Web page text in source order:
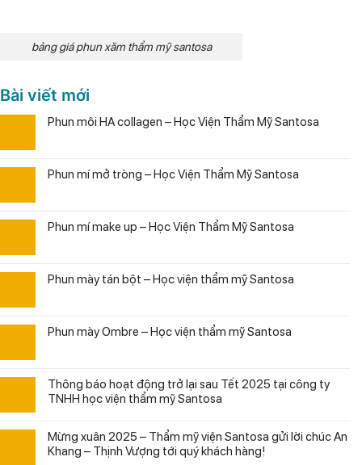
bảng giá phun xăm thẩm mỹ santosa
Bài viết mới
Phun môi HA collagen – Học Viện Thẩm Mỹ Santosa
Phun mí mở tròng – Học Viện Thẩm Mỹ Santosa
Phun mí make up – Học Viện Thẩm Mỹ Santosa
Phun mày tán bột – Học viện thẩm mỹ Santosa
Phun mày Ombre – Học viện thẩm mỹ Santosa
Thông báo hoạt động trở lại sau Tết 2025 tại công ty
TNHH học viện thẩm mỹ Santosa
Mừng xuân 2025 – Thẩm mỹ viện Santosa gửi lời chúc An
Khang – Thịnh Vượng tới quý khách hàng!